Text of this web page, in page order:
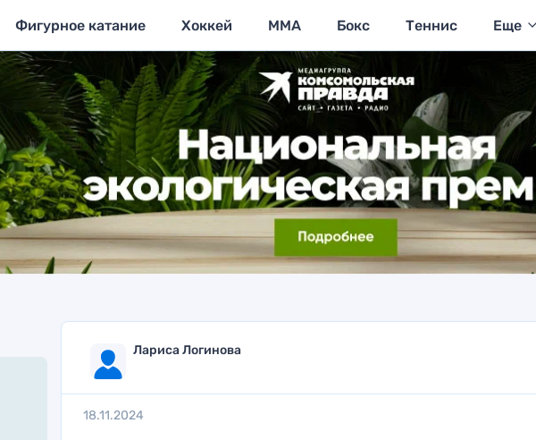
Фигурное катание Хоккей MMA Бокс Теннис Еще
Лариса Логинова
18.11.2024